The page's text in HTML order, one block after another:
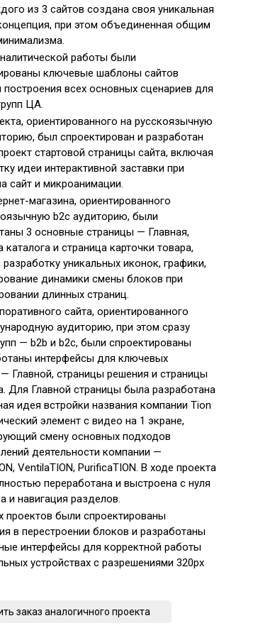
из 3 сайтов создана своя уникальная
при этом объединенная общим
работы были
ключевые шаблоны сайтов
построения всех основных сценариев для
ЦА.
ориентированного на русскоязычную
был спроектирован и разработан
стартовой страницы сайта, включая
идеи интерактивной заставки при
сайт и микроанимации.
магазина, ориентированного
b2c аудиторию, были
3 основные страницы — Главная,
каталога и страница карточки товара,
уникальных иконок, графики,
динамики смены блоков при
длинных страниц.
сайта, ориентированного
аудиторию, при этом сразу
— b2b и b2c, были спроектированы
интерфейсы для ключевых
Главной, страницы решения и страницы
Для Главной страницы была разработана
идея встройки названия компании Tion
элемент с видео на 1 экране,
смену основных подходов
деятельности компании —
VentilaTION, PurificaTION. В ходе проекта
переработана и выстроена с нуля
и навигация разделов.
проектов были спроектированы
в перестроении блоков и разработаны
интерфейсы для корректной работы
устройствах с разрешениями 320px
заказ аналогичного проекта